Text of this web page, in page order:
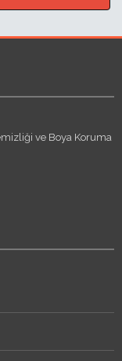
ve Boya Koruma